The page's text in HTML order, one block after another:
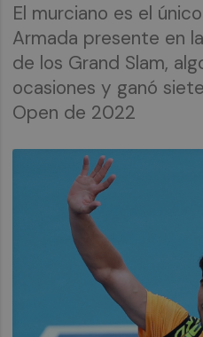
El murciano es el
Armada presente en
de los Grand Slam,
ocasiones y ganó
Open de 2022